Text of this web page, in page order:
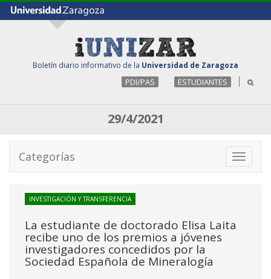
Boletín diario informativo de la Universidad de Zaragoza
PDI/PAS ESTUDIANTES
29/4/2021
Toggle
Categorías
INVESTIGACIÓN Y TRANSFERENCIA
La estudiante de doctorado Elisa Laita
recibe uno de los premios a jóvenes
investigadores concedidos por la
Sociedad Española de Mineralogía